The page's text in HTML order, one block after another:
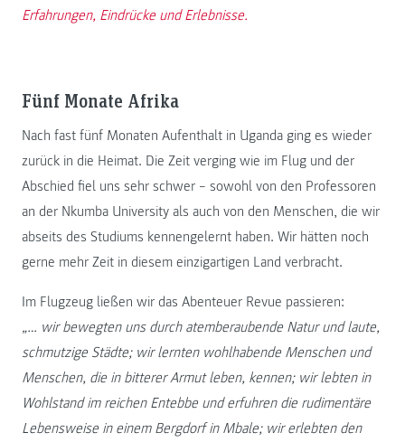
Erfahrungen, Eindrücke und Erlebnisse.
Fünf Monate Afrika
Nach fast fünf Monaten Aufenthalt in Uganda ging es wieder
zurück in die Heimat. Die Zeit verging wie im Flug und der
Abschied fiel uns sehr schwer – sowohl von den Professoren
an der Nkumba University als auch von den Menschen, die wir
abseits des Studiums kennengelernt haben. Wir hätten noch
gerne mehr Zeit in diesem einzigartigen Land verbracht.
Im Flugzeug ließen wir das Abenteuer Revue passieren:
„… wir bewegten uns durch atemberaubende Natur und laute,
schmutzige Städte; wir lernten wohlhabende Menschen und
Menschen, die in bitterer Armut leben, kennen; wir lebten in
Wohlstand im reichen Entebbe und erfuhren die rudimentäre
Lebensweise in einem Bergdorf in Mbale; wir erlebten den